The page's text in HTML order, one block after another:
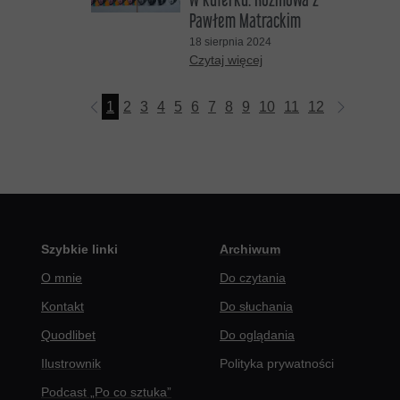
Pawłem Matrackim
18 sierpnia 2024
Czytaj więcej
1 2 3 4 5 6 7 8 9 10 11 12 13
Szybkie linki
O mnie
Kontakt
Quodlibet
Ilustrownik
Podcast „Po co sztuka”
Archiwum
Do czytania
Do słuchania
Do oglądania
Polityka prywatności